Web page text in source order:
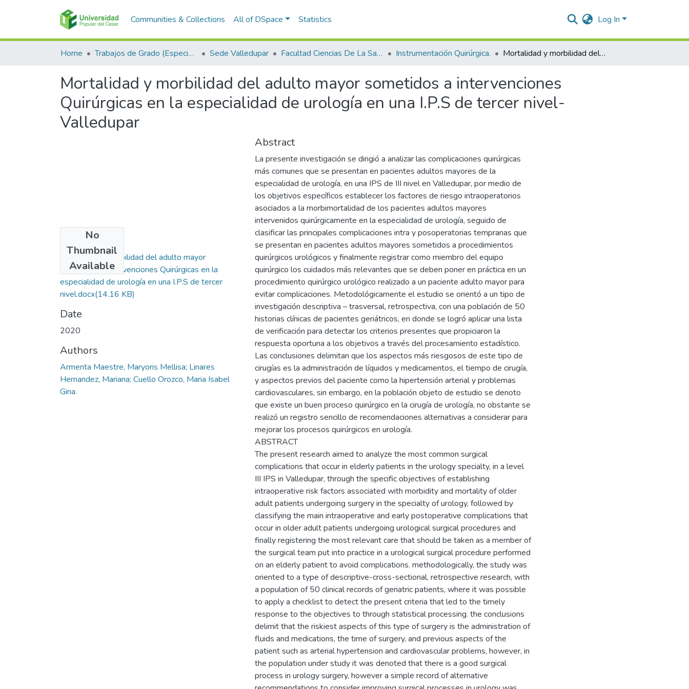
Communities & Collections All of DSpace Statistics Log In
Home Trabajos de Grado (Especializaciones y Pregrados) Sede Valledupar Facultad Ciencias De La Salud. Instrumentación Quirúrgica. Mortalidad y morbilidad del adulto mayor sometidos a intervenciones Quirúrgicas en la especialidad de urología en una I.P.S de tercer nivel- Valledupar
Mortalidad y morbilidad del adulto mayor sometidos a intervenciones
Quirúrgicas en la especialidad de urología en una I.P.S de tercer nivel-
Valledupar
No
Thumbnail
Available
Mortalidad y morbilidad del adulto mayor
sometidos a Intervenciones Quirúrgicas en la
especialidad de urología en una I.P.S de tercer
nivel.docx(14.16 KB)
Date
2020
Authors
Armenta Maestre, Maryoris Mellisa; Linares
Hernandez, Mariana; Cuello Orozco, Maria Isabel
Gina.
Abstract
La presente investigación se dirigió a analizar las complicaciones quirúrgicas
más comunes que se presentan en pacientes adultos mayores de la
especialidad de urología, en una IPS de III nivel en Valledupar, por medio de
los objetivos específicos establecer los factores de riesgo intraoperatorios
asociados a la morbimortalidad de los pacientes adultos mayores
intervenidos quirúrgicamente en la especialidad de urología, seguido de
clasificar las principales complicaciones intra y posoperatorias tempranas que
se presentan en pacientes adultos mayores sometidos a procedimientos
quirúrgicos urológicos y finalmente registrar como miembro del equipo
quirúrgico los cuidados más relevantes que se deben poner en práctica en un
procedimiento quirúrgico urológico realizado a un paciente adulto mayor para
evitar complicaciones. Metodológicamente el estudio se orientó a un tipo de
investigación descriptiva – trasversal, retrospectiva, con una población de 50
historias clínicas de pacientes geriátricos, en donde se logró aplicar una lista
de verificación para detectar los criterios presentes que propiciaron la
respuesta oportuna a los objetivos a través del procesamiento estadístico.
Las conclusiones delimitan que los aspectos más riesgosos de este tipo de
cirugías es la administración de líquidos y medicamentos, el tiempo de cirugía,
y aspectos previos del paciente como la hipertensión arterial y problemas
cardiovasculares, sin embargo, en la población objeto de estudio se denoto
que existe un buen proceso quirúrgico en la cirugía de urología, no obstante se
realizó un registro sencillo de recomendaciones alternativas a considerar para
mejorar los procesos quirúrgicos en urología.
ABSTRACT
The present research aimed to analyze the most common surgical
complications that occur in elderly patients in the urology specialty, in a level
III IPS in Valledupar, through the specific objectives of establishing
intraoperative risk factors associated with morbidity and mortality of older
adult patients undergoing surgery in the specialty of urology, followed by
classifying the main intraoperative and early postoperative complications that
occur in older adult patients undergoing urological surgical procedures and
finally registering the most relevant care that should be taken as a member of
the surgical team put into practice in a urological surgical procedure performed
on an elderly patient to avoid complications. methodologically, the study was
oriented to a type of descriptive-cross-sectional, retrospective research, with
a population of 50 clinical records of geriatric patients, where it was possible
to apply a checklist to detect the present criteria that led to the timely
response to the objectives to through statistical processing. the conclusions
delimit that the riskiest aspects of this type of surgery is the administration of
fluids and medications, the time of surgery, and previous aspects of the
patient such as arterial hypertension and cardiovascular problems, however, in
the population under study it was denoted that there is a good surgical
process in urology surgery, however a simple record of alternative